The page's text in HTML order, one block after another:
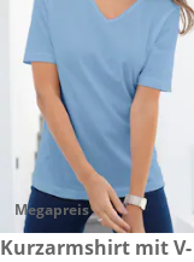
Megapreis
CHF 13.-
Kurzarmshirt mit V-